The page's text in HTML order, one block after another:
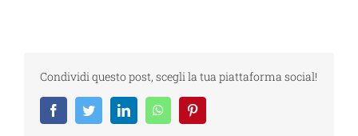
Condividi questo post, scegli la tua piattaforma social!
FacebookTwitterLinkedInWhatsApp